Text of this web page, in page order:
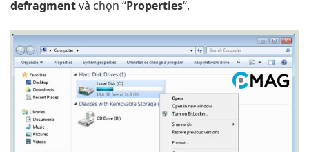
defragmentvà chọn “Properties“.